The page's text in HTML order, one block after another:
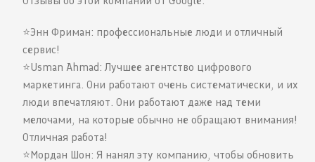
⭐️Энн Фриман: профессиональные люди и отличный
сервис!
⭐️Usman Ahmad: Лучшее агентство цифрового
маркетинга. Они работают очень систематически, и их
люди впечатляют. Они работают даже над теми
мелочами, на которые обычно не обращают внимания!
Отличная работа!
⭐️Мордан Шон: Я нанял эту компанию, чтобы обновить